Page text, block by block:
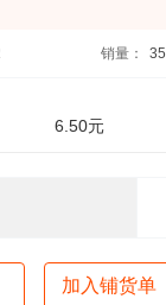
销量： 35
6.50元
加入铺货单